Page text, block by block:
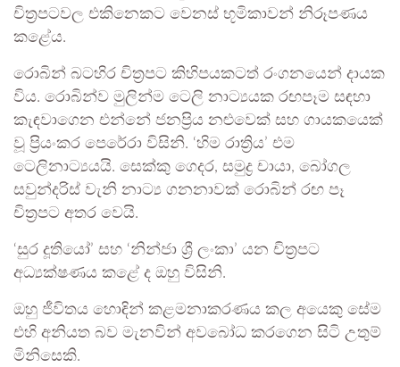
චිත්‍රපටවල එකිනෙකට වෙනස් භූමිකාවන් නිරූපණය
කළේය.
රොබින් බටහිර චිත්‍රපට කිහිපයකටත් රංගනයෙන් දායක
විය. රොබින්ව මුලින්ම ටෙලි නාට්‍යයක රඟපෑම සඳහා
කැඳවාගෙන එන්නේ ජනප්‍රිය නළුවෙක් සහ ගායකයෙක්
වූ ප්‍රියංකර පෙරේරා විසිනි. ‘හිම රාත්‍රිය’ එම
ටෙලිනාට්‍යයයි. සෙක්කු ගෙදර, සමුද්‍ර චායා, බෝගල
සවුන්දරිස් වැනි නාට්‍ය ගනනාවක් රොබින් රඟ පෑ
චිත්‍රපට අතර වෙයි.
‘සුර දූතියෝ’ සහ ‘නින්ජා ශ්‍රී ලංකා’ යන චිත්‍රපට
අධ්‍යක්ෂණය කළේ ද ඔහු විසිනි.
ඔහු ජීවිතය හොඳින් කළමනාකරණය කල අයෙකු සේම
එහි අනියත බව මැනවින් අවබෝධ කරගෙන සිටි උතුම්
මිනිසෙකි.